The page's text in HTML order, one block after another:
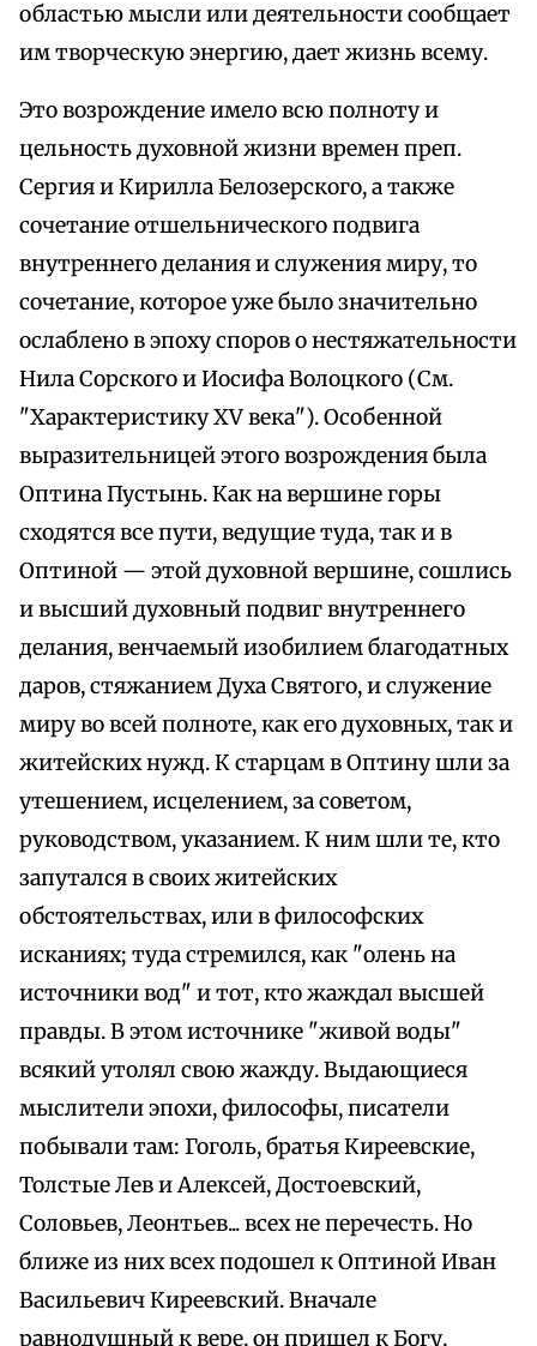
областью мысли или деятельности сообщает
им творческую энергию, дает жизнь всему.
Это возрождение имело всю полноту и
цельность духовной жизни времен преп.
Сергия и Кирилла Белозерского, а также
сочетание отшельнического подвига
внутреннего делания и служения миру, то
сочетание, которое уже было значительно
ослаблено в эпоху споров о нестяжательности
Нила Сорского и Иосифа Волоцкого (См.
"Характеристику XV века"). Особенной
выразительницей этого возрождения была
Оптина Пустынь. Как на вершине горы
сходятся все пути, ведущие туда, так и в
Оптиной — этой духовной вершине, сошлись
и высший духовный подвиг внутреннего
делания, венчаемый изобилием благодатных
даров, стяжанием Духа Святого, и служение
миру во всей полноте, как его духовных, так и
житейских нужд. К старцам в Оптину шли за
утешением, исцелением, за советом,
руководством, указанием. К ним шли те, кто
запутался в своих житейских
обстоятельствах, или в философских
исканиях; туда стремился, как "олень на
источники вод" и тот, кто жаждал высшей
правды. В этом источнике "живой воды"
всякий утолял свою жажду. Выдающиеся
мыслители эпохи, философы, писатели
побывали там: Гоголь, братья Киреевские,
Толстые Лев и Алексей, Достоевский,
Соловьев, Леонтьев... всех не перечесть. Но
ближе из них всех подошел к Оптиной Иван
Васильевич Киреевский. Вначале
равнодушный к вере, он пришел к Богу,